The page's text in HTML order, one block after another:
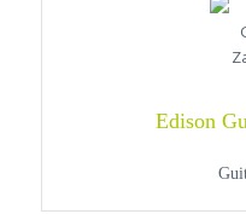
Edison